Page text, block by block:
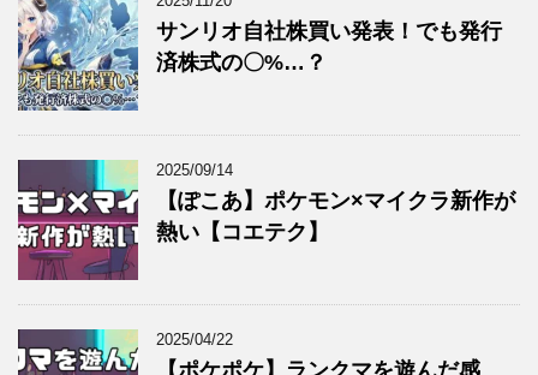
サンリオ自社株買い発表！でも発行
済株式の〇%…？
2025/09/14
【ぽこあ】ポケモン×マイクラ新作が
熱い【コエテク】
2025/04/22
【ポケポケ】ランクマを遊んだ感